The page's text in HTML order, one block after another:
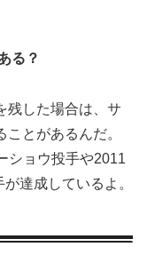
る？
残した場合は、サ
とがあるんだ。
ショウ投手や2011
達成しているよ。